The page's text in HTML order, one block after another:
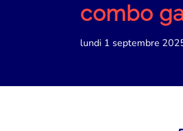
combo
lundi 1 septembre